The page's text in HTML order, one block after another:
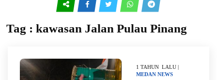
Tag : kawasan Jalan Pulau Pinang
1 TAHUN LALU |
MEDAN NEWS